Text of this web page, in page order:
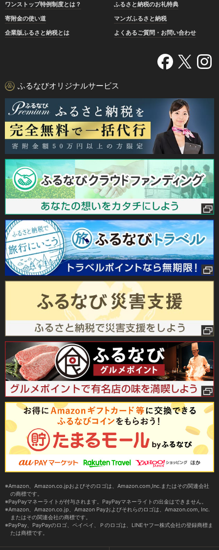
ワンストップ特例制度とは？
ふるさと納税のお礼特典
寄附金の使い道
マンガふるさと納税
企業版ふるさと納税とは
よくあるご質問・お問い合わせ
ふるなびオリジナルサービス
Amazon、Amazon.co.jpおよびそのロゴは、Amazon.com,Inc.またはその関連会社
の商標です。
PayPayマネーライトが付与されます。PayPayマネーライトの出金はできません。
Amazon、Amazon.co.jp、Amazon Payおよびそれらのロゴは、Amazon.com, Inc.
またはその関連会社の商標です。
PayPay、PayPayのロゴ、ペイペイ、Ｐのロゴは、LINEヤフー株式会社の登録商標ま
たは商標です。